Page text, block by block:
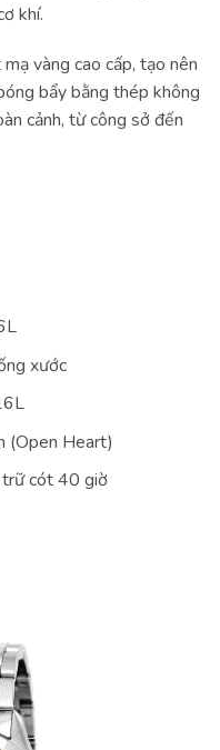
khí.
vàng cao cấp, tạo nên
bẩy bằng thép không
cảnh, từ công sở đến
xước
(Open Heart)
cót 40 giờ